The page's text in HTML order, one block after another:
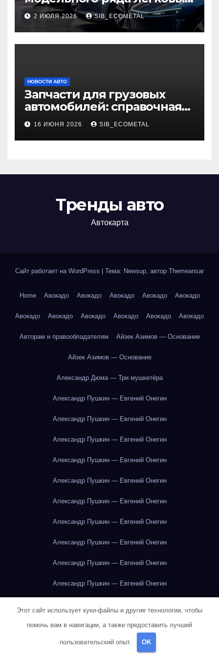
автомобилей 2026 года
2 ИЮЛЯ 2026 SIB_ECOMETAL
НОВОСТИ АВТО
Запчасти для грузовых
автомобилей: справочная
база по корейским и
японским моделям
16 ИЮНЯ 2026 SIB_ECOMETAL
Тренды авто
Автокарта
Сайт работает на WordPress Тема: Newsup, автор Themeansar
Home Авокадо Авокадо Авокадо Авокадо Авокадо
Авокадо Авокадо Авокадо Авокадо Авокадо Авокадо
Авторам и правообладателям Айзек Азимов — Основание
Айзек Азимов — Основание
Александр Дюма — Три мушкетёра
Александр Пушкин — Евгений Онегин
Александр Пушкин — Евгений Онегин
Александр Пушкин — Евгений Онегин
Александр Пушкин — Евгений Онегин
Александр Пушкин — Евгений Онегин
Александр Пушкин — Евгений Онегин
Александр Пушкин — Евгений Онегин
Александр Пушкин — Евгений Онегин
Александр Пушкин — Евгений Онегин
Александр Пушкин — Евгений Онегин
Александр Пушкин — Евгений Онегин
Александр Пушкин — Евгений Онегин
Этот сайт использует куки-файлы и другие технологии, чтобы
помочь вам в навигации, а также предоставить лучший
пользовательский опыт. OK